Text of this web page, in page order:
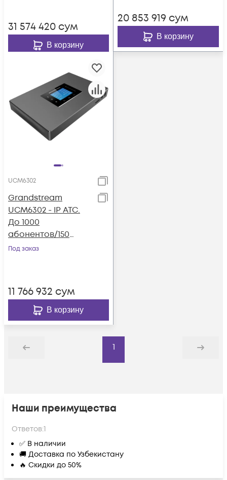
1xLAN
31 574 420 сум
В корзину
20 853 919 сум
В корзину
UCM6302
Grandstream
UCM6302 - IP ATC.
До 1000
абонентов/150
одновременных
1xLAN
Под заказ
11 766 932 сум
В корзину
Назад
1
Дальше
Наши преимущества
Ответов:1
✅ В наличии
🚚 Доставка по Узбекистану
🔥 Скидки до 50%